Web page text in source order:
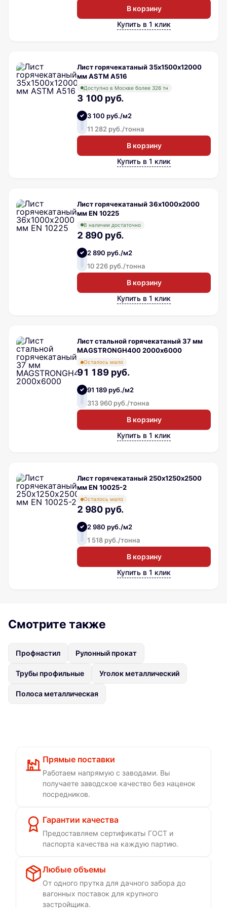
В корзину
Купить в 1 клик
Лист горячекатаный 35х1500х12000
мм ASTM A516
Доступно в Москве более 326 тн
3 100 руб.
3 100 руб./м2
11 282 руб./тонна
В корзину
Купить в 1 клик
Лист горячекатаный 36х1000х2000
мм EN 10225
В наличии достаточно
2 890 руб.
2 890 руб./м2
10 226 руб./тонна
В корзину
Купить в 1 клик
Лист стальной горячекатаный 37 мм
MAGSTRONGH400 2000х6000
Осталось мало
91 189 руб.
91 189 руб./м2
313 960 руб./тонна
В корзину
Купить в 1 клик
Лист горячекатаный 250х1250х2500
мм EN 10025-2
Осталось мало
2 980 руб.
2 980 руб./м2
1 518 руб./тонна
В корзину
Купить в 1 клик
Смотрите также
Профнастил Рулонный прокат
Трубы профильные Уголок металлический
Полоса металлическая
Прямые поставки
Работаем напрямую с заводами. Вы
получаете заводское качество без наценок
посредников.
Гарантии качества
Предоставляем сертификаты ГОСТ и
паспорта качества на каждую партию.
Любые объемы
От одного прутка для дачного забора до
вагонных поставок для крупного
застройщика.